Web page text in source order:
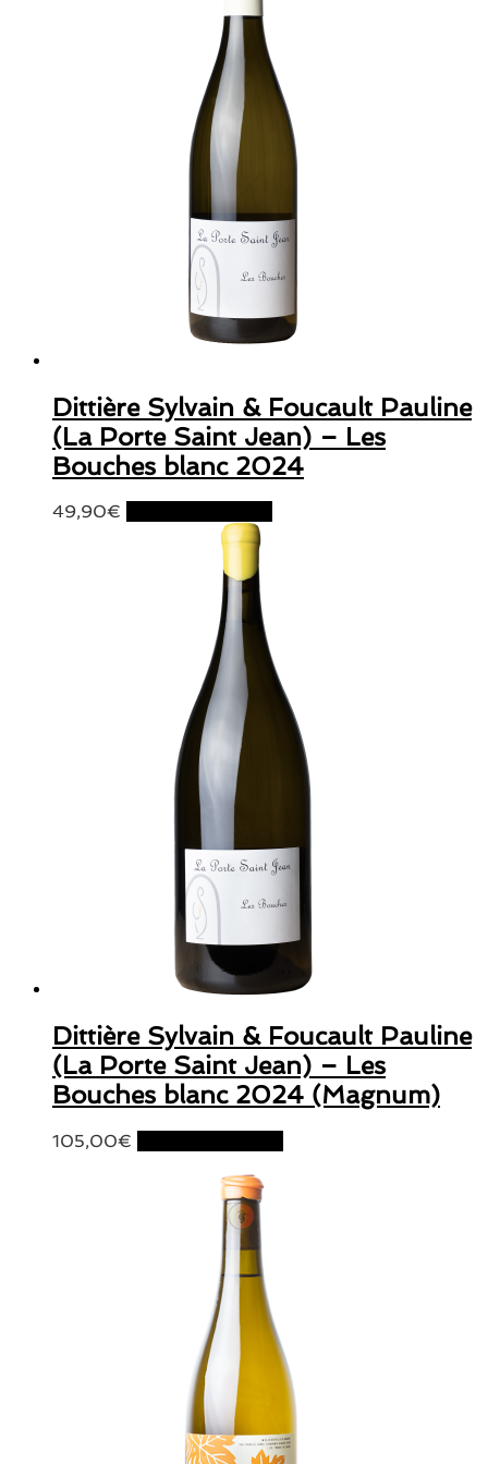
Dittière Sylvain & Foucault Pauline
(La Porte Saint Jean) – Les
Bouches blanc 2024
49,90€
Dittière Sylvain & Foucault Pauline
(La Porte Saint Jean) – Les
Bouches blanc 2024 (Magnum)
105,00€